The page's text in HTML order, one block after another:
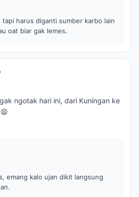
tapi harus diganti sumber karbo lain
oat biar gak lemes.
ngotak hari ini, dari Kuningan ke
emang kalo ujan dikit langsung